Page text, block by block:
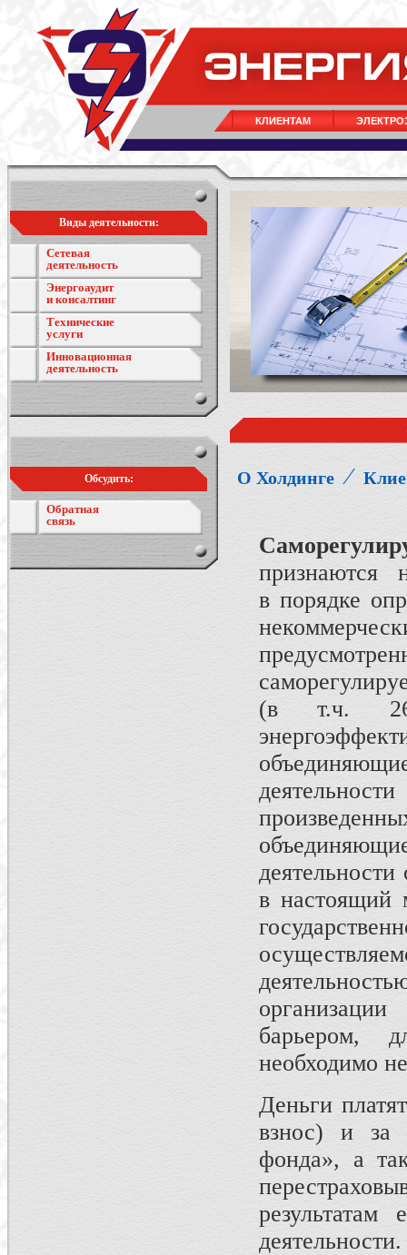
КЛИЕНТАМ
Виды деятельности:
Сетевая
деятельность
Энергоаудит
и консалтинг
Технические
услуги
Инновационная
деятельность
Обсудить:
Обратная
связь
О Холдинге ⁄
признаются
в порядке
(в т.ч.
в настоящий
барьером,
необходимо
Деньги
взнос) и за
фонда», а
деятельности.